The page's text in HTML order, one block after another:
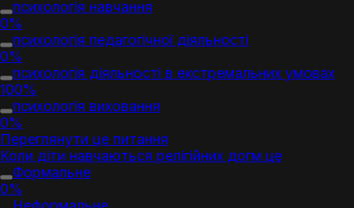
психологія навчання
0%
психологія педагогічної діяльності
0%
психологія діяльності в екстремальних умовах
100%
психологія виховання
0%
Переглянути це питання
Коли діти навчаються релігійних догм це
Формальне
0%